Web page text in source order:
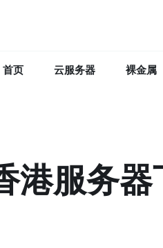
首页 云服务器 裸金属
港服务